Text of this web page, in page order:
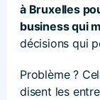
à Bruxelles
business qui
décisions qui
Problème ?
disent les